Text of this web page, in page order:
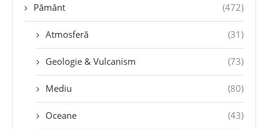
Pământ (472)
Atmosferă (31)
Geologie & Vulcanism (73)
Mediu (80)
Oceane (43)